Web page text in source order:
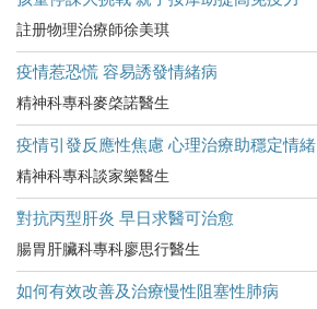
註册物理治療師徐美琪
疫情惹恐慌 容易誘發情緒病
精神科專科麥棨諾醫生
疫情引發反應性焦慮 心理治療助穩定情緒
精神科專科談家樂醫生
對抗丙型肝炎 早日求醫可治愈
腸胃肝臟科專科廖思行醫生
如何有效改善及治療慢性阻塞性肺病